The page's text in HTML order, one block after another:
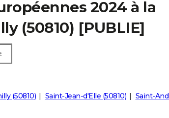
2024 à la
(50810) [PUBLIE]
(50810) Saint-Jean-d'Elle (50810)
Saint-